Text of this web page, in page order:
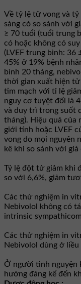
Về tỷ lệ tử vong và
sàng có so sánh với
≥ 70 tuổi (tuổi trung
có hoặc không có
(LVEF trung bình: 36
45% ở 19% bệnh
bình 20 tháng,
thời gian xuất hiện
tim mạch với tỉ lệ
nguy cơ tuyệt đối là
và duy trì trong suốt
tháng). Hiệu quả của
giới tính hoặc LVEF
vong do mọi nguyên
kê khi so sánh với
Tỷ lệ đột tử giảm khi
so với 6,6%, giảm
Các thử nghiệm in
Nebivolol không có
intrinsic
Các thử nghiệm in
Nebivolol dùng ở
Ở người tình nguyện
hưởng đáng kể đến